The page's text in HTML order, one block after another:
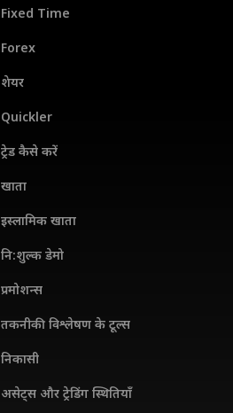
Fixed Time
Forex
शेयर
Quickler
ट्रेड कैसे करें
खाता
इस्लामिक खाता
नि:शुल्क डेमो
प्रमोशन्स
तकनीकी विश्लेषण के टूल्स
निकासी
असेट्स और ट्रेडिंग स्थितियाँ